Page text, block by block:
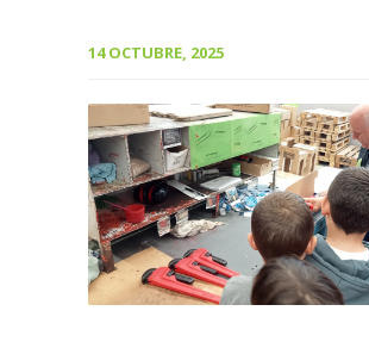
14 OCTUBRE, 2025